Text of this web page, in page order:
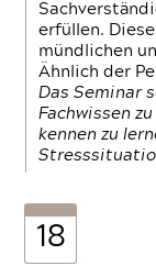
erfüllen.
mündlichen
Ähnlich der
Das Seminar
Fachwissen
kennen zu
18